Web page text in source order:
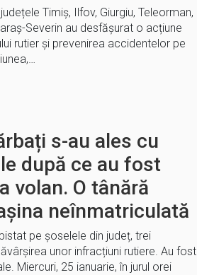
Timiș, Ilfov, Giurgiu, Teleorman,
Severin au desfășurat o acțiune
rutier și prevenirea accidentelor pe
s-au ales cu
după ce au fost
volan. O tânără
neînmatriculată
pe șoselele din județ, trei
unor infracțiuni rutiere. Au fost
Miercuri, 25 ianuarie, în jurul orei